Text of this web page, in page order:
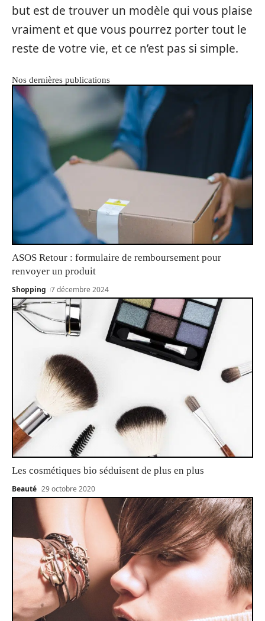
but est de trouver un modèle qui vous plaise
vraiment et que vous pourrez porter tout le
reste de votre vie, et ce n’est pas si simple.
Nos dernières publications
ASOS Retour : formulaire de remboursement pour
renvoyer un produit
Shopping 7 décembre 2024
Les cosmétiques bio séduisent de plus en plus
Beauté 29 octobre 2020